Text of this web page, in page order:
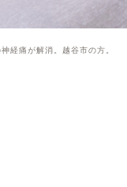
経痛が解消。越谷市の方。